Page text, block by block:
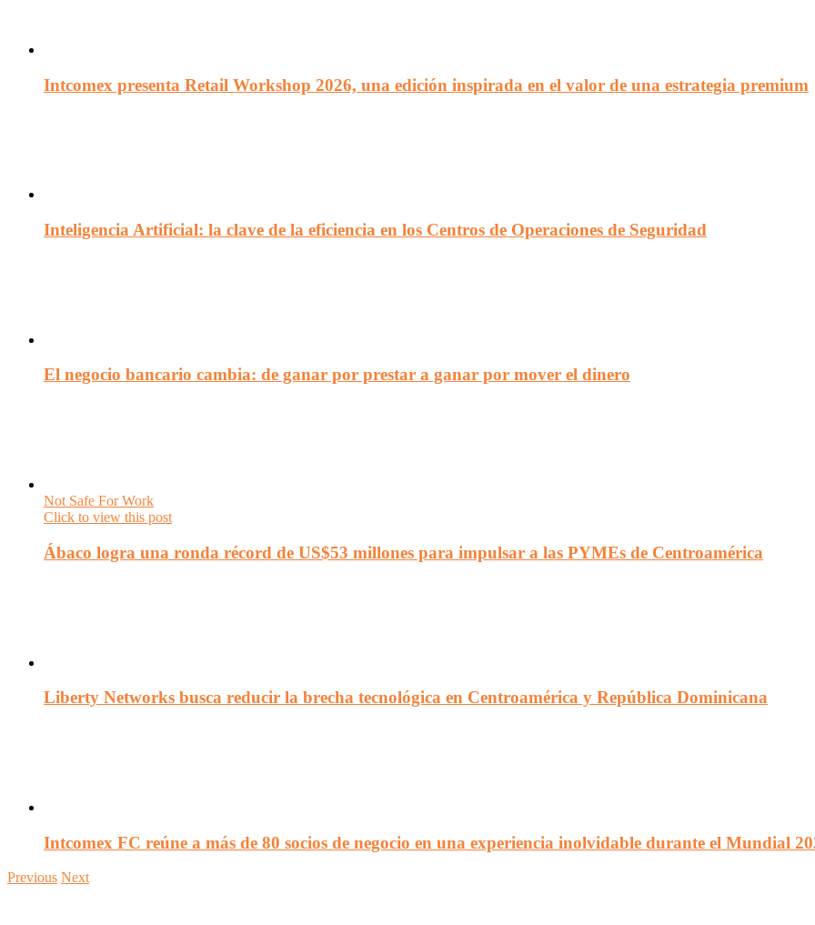
Intcomex presenta Retail Workshop 2026, una edición inspirada en el valor de una estrategia premium
Inteligencia Artificial: la clave de la eficiencia en los Centros de Operaciones de Seguridad
El negocio bancario cambia: de ganar por prestar a ganar por mover el dinero
Not Safe For Work
Click to view this post
Ábaco logra una ronda récord de US$53 millones para impulsar a las PYMEs de Centroamérica
Liberty Networks busca reducir la brecha tecnológica en Centroamérica y República Dominicana
Intcomex FC reúne a más de 80 socios de negocio en una experiencia inolvidable durante el Mundial
Previous Next